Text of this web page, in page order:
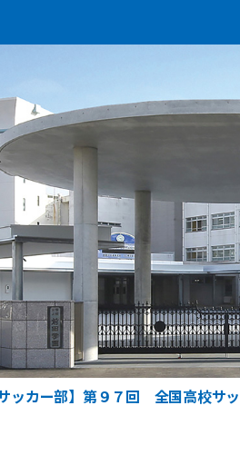
サッカー部】第９７回 全国高校サ